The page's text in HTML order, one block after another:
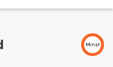
Minst